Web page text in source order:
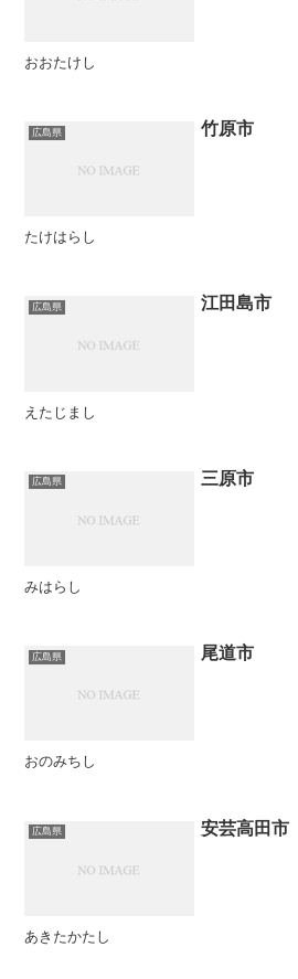
おおたけし
広島県 竹原市
たけはらし
広島県 江田島市
えたじまし
広島県 三原市
みはらし
広島県 尾道市
おのみちし
広島県 安芸高田市
あきたかたし